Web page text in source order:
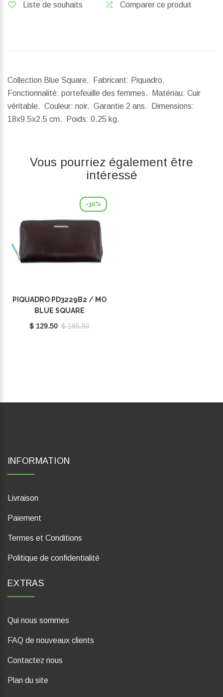
Liste de souhaits Comparer ce produit
Collection Blue Square. Fabricant: Piquadro.
Fonctionnalité: portefeuille des femmes. Matériau: Cuir
véritable. Couleur: noir. Garantie 2 ans.
Dimensions:
18x9.5x2.5 cm.
Poids: 0.25 kg.
Vous pourriez également être
intéressé
-30%
PIQUADRO PD3229B2 / MO
BLUE SQUARE
$ 129.50 $ 185.50
INFORMATION
Livraison
Paiement
Termes et Conditions
Politique de confidentialité
EXTRAS
Qui nous sommes
FAQ de nouveaux clients
Contactez nous
Plan du site